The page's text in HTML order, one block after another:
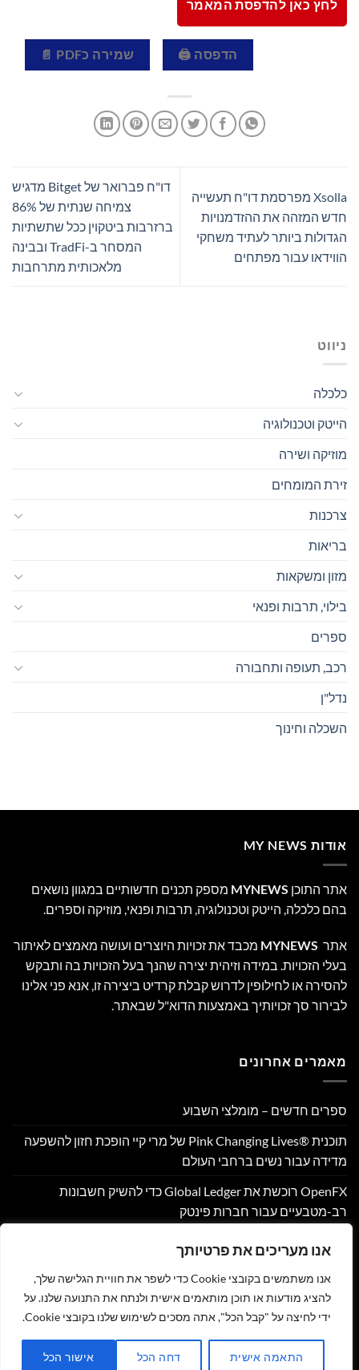
אנו מעריכים את פרטיותך
אנו משתמשים בקובצי Cookie כדי לשפר את חוויית הגלישה שלך,
להציג מודעות או תוכן מותאמים אישית ולנתח את התנועה שלנו. על
ידי לחיצה על "קבל הכל", אתה מסכים לשימוש שלנו בקובצי Cookie.
התאמה אישית דחה הכל אישור הכל
לחץ כאן להדפסת המאמר
הדפסה 🖨 שמירה כPDF 📄
Xsolla מפרסמת דו"ח תעשייה
חדש המזהה את ההזדמנויות
הגדולות ביותר לעתיד משחקי
הווידאו עבור מפתחים
דו"ח פברואר של Bitget מדגיש
צמיחה שנתית של 86%
ברזרבות ביטקוין ככל שתשתיות
המסחר ב-TradFi ובבינה
מלאכותית מתרחבות
ניווט
כלכלה
הייטק וטכנולוגיה
מוזיקה ושירה
זירת המומחים
צרכנות
בריאות
מזון ומשקאות
בילוי, תרבות ופנאי
ספרים
רכב, תעופה ותחבורה
נדל"ן
השכלה וחינוך
אודות MY NEWS
אתר התוכן MYNEWS מספק תכנים חדשותיים במגוון נושאים
בהם כלכלה, הייטק וטכנולוגיה, תרבות ופנאי, מוזיקה וספרים.
אתר MYNEWS מכבד את זכויות היוצרים ועושה מאמצים לאיתור
בעלי הזכויות. במידה וזיהית יצירה שהנך בעל הזכויות בה ותבקש
להסירה או לחילופין לדרוש קבלת קרדיט ביצירה זו, אנא פני אלינו
לבירור סך זכויותיך באמצעות הדוא"ל שבאתר.
מאמרים אחרונים
ספרים חדשים – מומלצי השבוע
תוכנית Pink Changing Lives®‎ של מרי קיי הופכת חזון להשפעה
מדידה עבור נשים ברחבי העולם
OpenFX רוכשת את Global Ledger כדי להשיק חשבונות
רב-מטבעיים עבור חברות פינטק
בהסכם שיווק והפניית לקוחות
PU Prime מרחיבה את המסחר בזהב עם השקת XAUUSD247